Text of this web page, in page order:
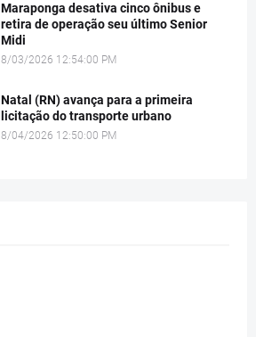
Maraponga desativa cinco ônibus e
retira de operação seu último Senior
Midi
8/03/2026 12:54:00 PM
Natal (RN) avança para a primeira
licitação do transporte urbano
8/04/2026 12:50:00 PM